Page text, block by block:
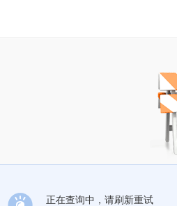
正在查询中，请刷新重试